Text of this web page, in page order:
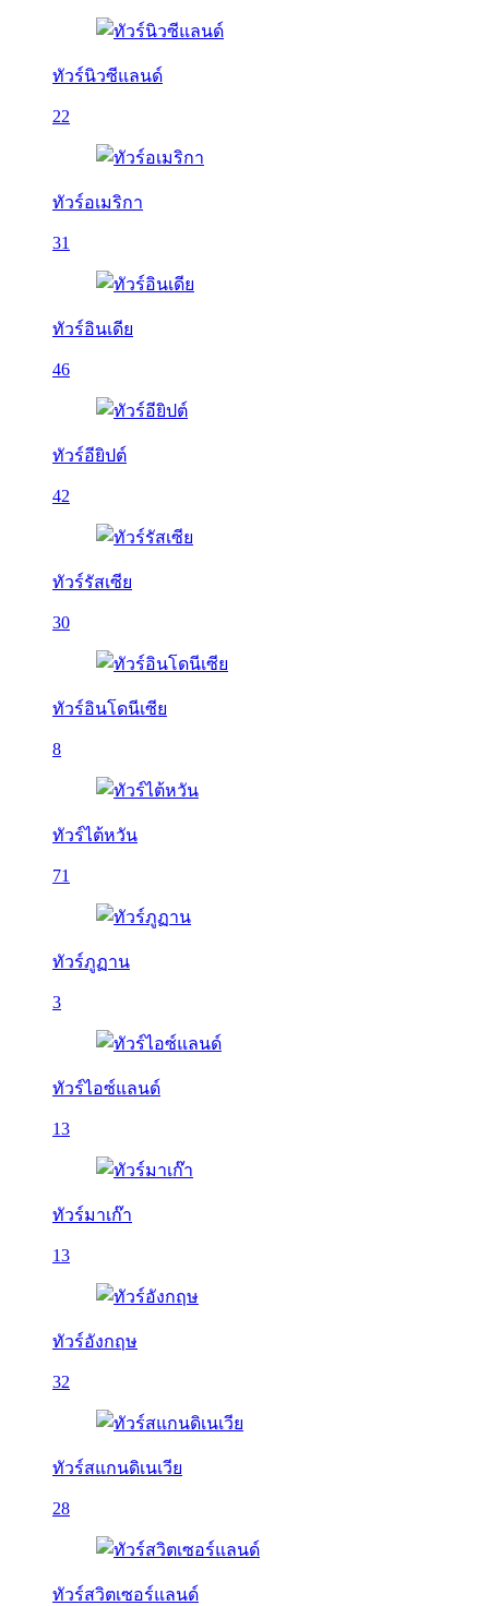
ทัวร์นิวซีแลนด์
22
ทัวร์อเมริกา
31
ทัวร์อินเดีย
46
ทัวร์อียิปต์
42
ทัวร์รัสเซีย
30
ทัวร์อินโดนีเซีย
8
ทัวร์ไต้หวัน
71
ทัวร์ภูฏาน
3
ทัวร์ไอซ์แลนด์
13
ทัวร์มาเก๊า
13
ทัวร์อังกฤษ
32
ทัวร์สแกนดิเนเวีย
28
ทัวร์สวิตเซอร์แลนด์